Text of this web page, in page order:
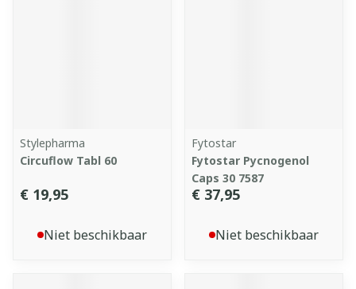
Stylepharma
Circuflow Tabl 60
€ 19,95
Niet beschikbaar
Fytostar
Fytostar Pycnogenol
Caps 30 7587
€ 37,95
Niet beschikbaar